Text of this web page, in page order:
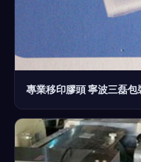
專業移印膠頭 寧波三磊